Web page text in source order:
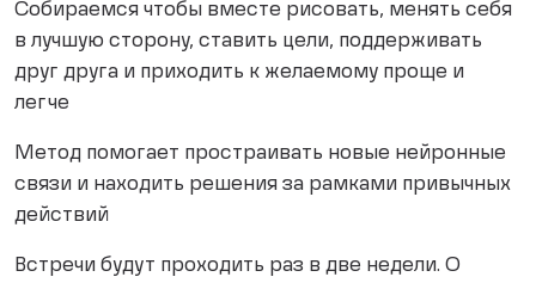
Собираемся чтобы вместе рисовать, менять себя
в лучшую сторону, ставить цели, поддерживать
друг друга и приходить к желаемому проще и
легче
Метод помогает простраивать новые нейронные
связи и находить решения за рамками привычных
действий
Встречи будут проходить раз в две недели. О